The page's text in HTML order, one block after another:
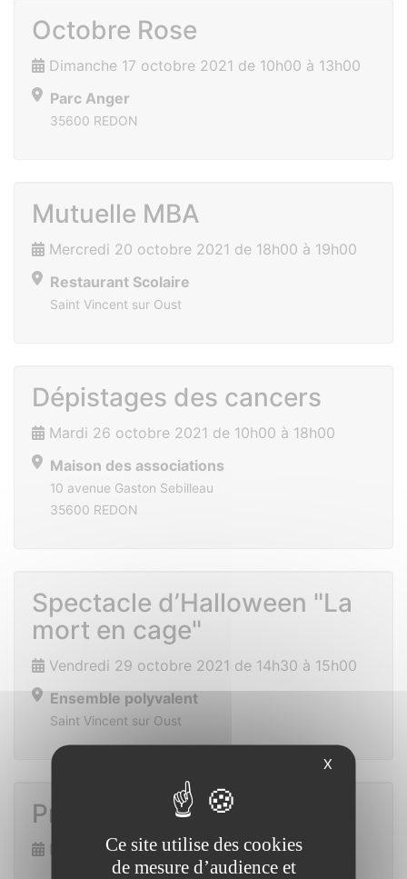
Octobre Rose
Dimanche 17 octobre 2021 de 10h00 à 13h00
Parc Anger
35600 REDON
Mutuelle MBA
Mercredi 20 octobre 2021 de 18h00 à 19h00
Restaurant Scolaire
Saint Vincent sur Oust
Dépistages des cancers
Mardi 26 octobre 2021 de 10h00 à 18h00
Maison des associations
10 avenue Gaston Sebilleau
35600 REDON
Spectacle d’Halloween "La
mort en cage"
Vendredi 29 octobre 2021 de 14h30 à 15h00
Ensemble polyvalent
Saint Vincent sur Oust
Prix des lecteurs
Dimanche 7 novembre 2021
X
Ce site utilise des cookies
de mesure d’audience et